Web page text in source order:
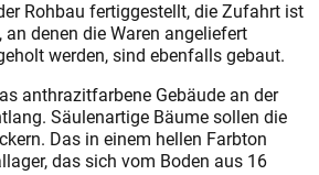
Rohbau fertiggestellt, die Zufahrt ist
an denen die Waren angeliefert
werden, sind ebenfalls gebaut.
anthrazitfarbene Gebäude an der
Säulenartige Bäume sollen die
Das in einem hellen Farbton
das sich vom Boden aus 16